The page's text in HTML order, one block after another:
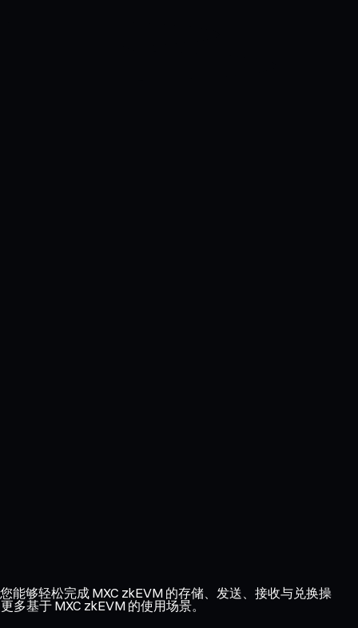
能够轻松完成 MXC zkEVM 的存储、发送、接收与兑换操
基于 MXC zkEVM 的使用场景。